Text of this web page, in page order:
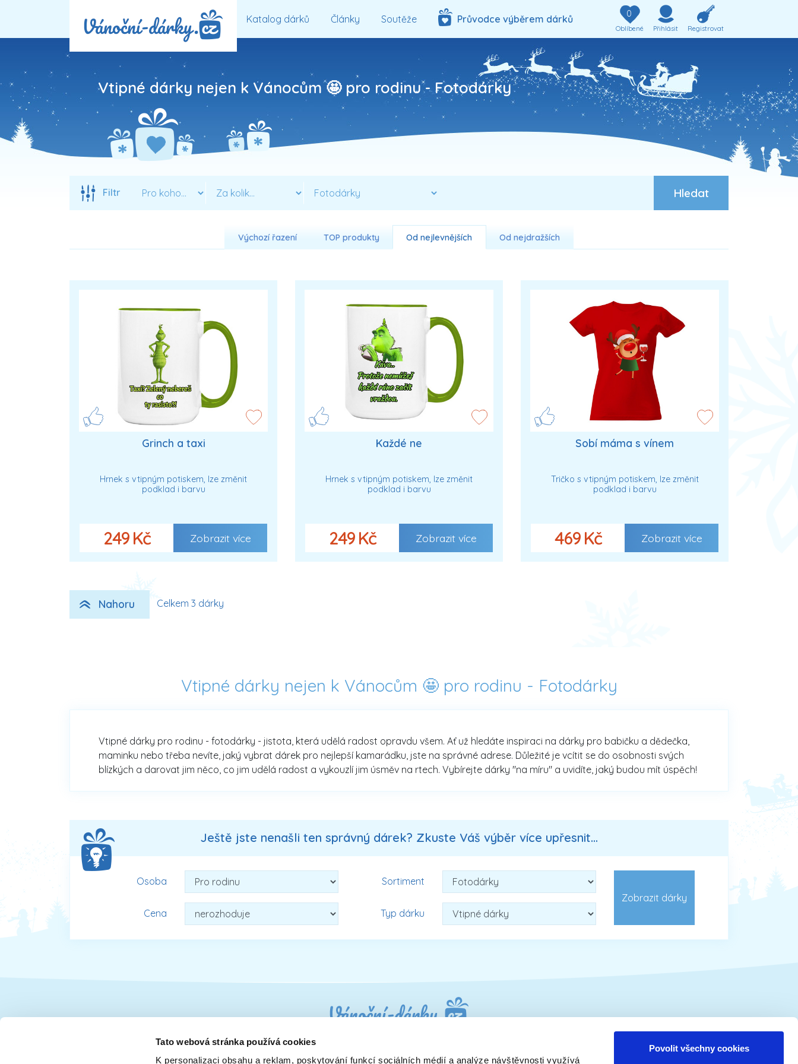
Tato webová stránka používá cookies
K personalizaci obsahu a reklam, poskytování funkcí sociálních médií a analýze návštěvnosti využívá
Povolit všechny cookies
Katalog dárků Články Soutěže Průvodce výběrem dárků 0
Oblíbené Přihlásit Registrovat
Vtipné dárky nejen k Vánocům 🤩 pro rodinu -Fotodárky
Filtr
Výchozí řazení TOP produkty Od nejlevnějších Od nejdražších
Grinch a taxi
Hrnek s vtipným potiskem, lze změnit
podklad i barvu
249 Kč Zobrazit více
Každé ne
Hrnek s vtipným potiskem, lze změnit
podklad i barvu
249 Kč Zobrazit více
Sobí máma s vínem
Tričko s vtipným potiskem, lze změnit
podklad i barvu
469 Kč Zobrazit více
Nahoru Celkem 3 dárky
Vtipné dárky nejen k Vánocům 🤩 pro rodinu - Fotodárky
Vtipné dárky pro rodinu - fotodárky - jistota, která udělá radost opravdu všem. Ať už hledáte inspiraci na dárky pro babičku a dědečka,
maminku nebo třeba nevíte, jaký vybrat dárek pro nejlepší kamarádku, jste na správné adrese. Důležité je vcítit se do osobnosti svých
blízkých a darovat jim něco, co jim udělá radost a vykouzlí jim úsměv na rtech. Vybírejte dárky "na míru" a uvidíte, jaký budou mít úspěch!
Ještě jste nenašli ten správný dárek? Zkuste Váš výběr více upřesnit...
Osoba
Cena
Sortiment
Typ dárku
Vánoční tématika